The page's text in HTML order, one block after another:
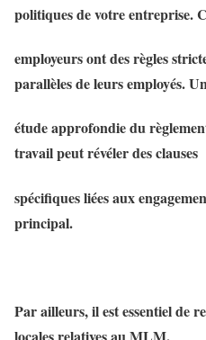
politiques de votre entreprise.
employeurs ont des règles
parallèles de leurs employés.
étude approfondie du
travail peut révéler des clauses
spécifiques liées aux
principal.
Par ailleurs, il est essentiel de